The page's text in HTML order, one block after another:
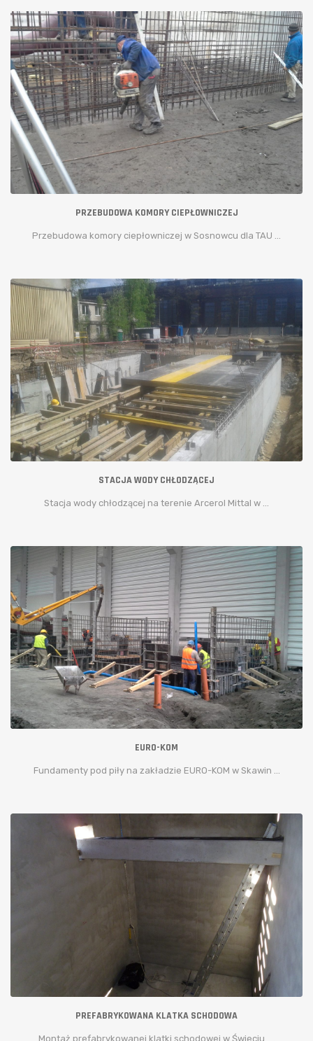
PRZEBUDOWA KOMORY CIEPŁOWNICZEJ
Przebudowa komory ciepłowniczej w Sosnowcu dla TAU ...
STACJA WODY CHŁODZĄCEJ
Stacja wody chłodzącej na terenie Arcerol Mittal w ...
EURO-KOM
Fundamenty pod piły na zakładzie EURO-KOM w Skawin ...
PREFABRYKOWANA KLATKA SCHODOWA
Montaż prefabrykowanej klatki schodowej w Świeciu. ...